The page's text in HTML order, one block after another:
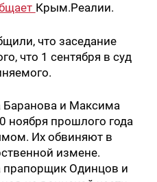
Крым.Реалии.
что заседание
что 1 сентября в суд
и Максима
ноября прошлого года
Их обвиняют в
измене.
Одинцов и